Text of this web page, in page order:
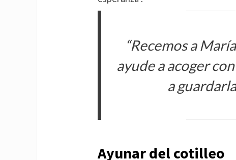
“Recemos a
ayude a acoger
a
Ayunar del cotilleo